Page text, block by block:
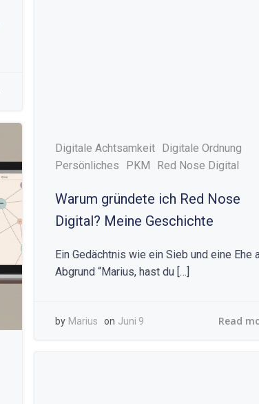
Digitale Achtsamkeit Digitale Ordnung
Persönliches
PKM Red Nose Digital
Warum gründete ich Red Nose
Digital? Meine Geschichte
Ein Gedächtnis wie ein Sieb und eine Ehe
Abgrund “Marius, hast du […]
by Marius on Juni 9 Read